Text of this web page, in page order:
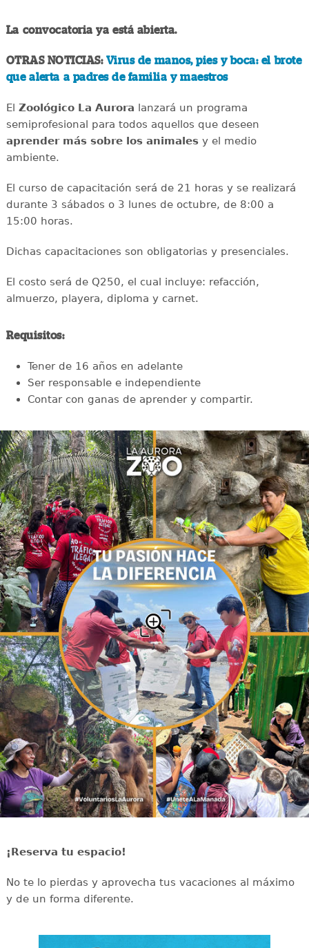
La convocatoria ya está abierta.
OTRAS NOTICIAS: Virus de manos, pies y boca: el brote
que alerta a padres de familia y maestros
El Zoológico La Aurora lanzará un programa
semiprofesional para todos aquellos que deseen
aprender más sobre los animalesy el medio
ambiente.
El curso de capacitación será de 21 horas y se realizará
durante 3 sábados o 3 lunes de octubre, de 8:00 a
15:00 horas.
Dichas capacitaciones son obligatorias y presenciales.
El costo será de Q250, el cual incluye: refacción,
almuerzo, playera, diploma y carnet.
Requisitos:
Tener de 16 años en adelante
Ser responsable e independiente
Contar con ganas de aprender y compartir.
¡Reserva tu espacio!
No te lo pierdas y aprovecha tus vacaciones al máximo
y de un forma diferente.